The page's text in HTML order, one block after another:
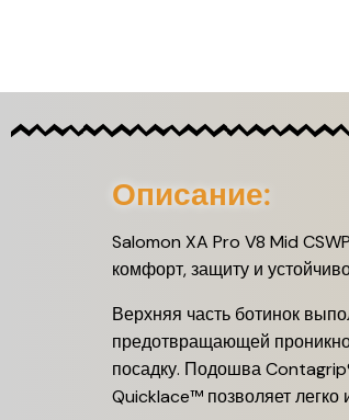
Описание:
Salomon XA Pro V8 Mid
комфорт, защиту и
Верхняя часть ботинок
предотвращающей
посадку. Подошва
Quicklace™ позволяет легко